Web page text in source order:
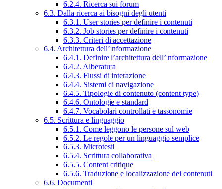
6.2.4. Ricerca sui forum
6.3. Dalla ricerca ai bisogni degli utenti
6.3.1. User stories per definire i contenuti
6.3.2. Job stories per definire i contenuti
6.3.3. Criteri di accettazione
6.4. Architettura dell’informazione
6.4.1. Definire l’architettura dell’informazione
6.4.2. Alberatura
6.4.3. Flussi di interazione
6.4.4. Sistemi di navigazione
6.4.5. Tipologie di contenuto (content type)
6.4.6. Ontologie e standard
6.4.7. Vocabolari controllati e tassonomie
6.5. Scrittura e linguaggio
6.5.1. Come leggono le persone sul web
6.5.2. Le regole per un linguaggio semplice
6.5.3. Microtesti
6.5.4. Scrittura collaborativa
6.5.5. Content critique
6.5.6. Traduzione e localizzazione dei contenuti
6.6. Documenti